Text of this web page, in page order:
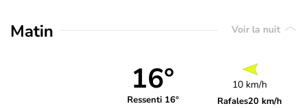
Matin Voir la nuit
16°
Ressenti 16°
10 km/h
Rafales20 km/h